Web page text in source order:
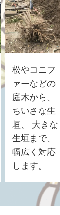
松やコニフ
ァーなどの
庭木から、
ちいさな生
垣、 大きな
生垣まで、
幅広く対応
します。